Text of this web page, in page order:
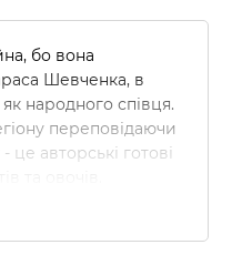
бо вона
Шевченка, в
народного співця.
переповідаючи
авторські готові